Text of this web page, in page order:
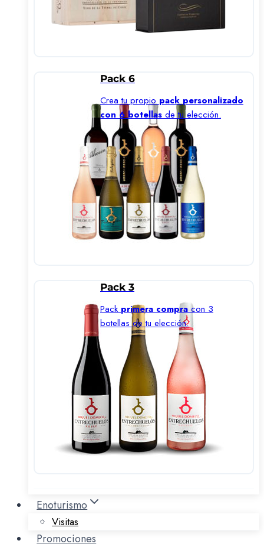
Pack 6
Crea tu propio pack personalizado
con 6 botellas de tu elección.
Pack 3
Pack primera compra con 3
botellas de tu elección.
Enoturismo
Visitas
Promociones